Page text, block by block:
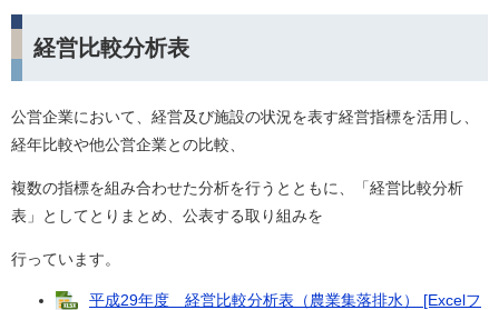
経営比較分析表
公営企業において、経営及び施設の状況を表す経営指標を活用し、
経年比較や他公営企業との比較、
複数の指標を組み合わせた分析を行うとともに、「経営比較分析
表」としてとりまとめ、公表する取り組みを
行っています。
平成29年度 経営比較分析表（農業集落排水） [Excelフ